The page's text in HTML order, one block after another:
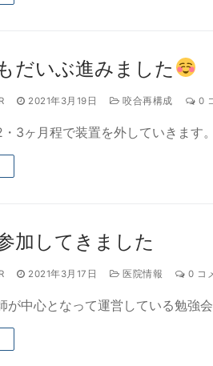
だいぶ進みました
2021年3月19日 咬合再構成 0
3ヶ月程で装置を外していきます
加してきました
2021年3月17日 医院情報 0 コ
が中心となって運営している勉強